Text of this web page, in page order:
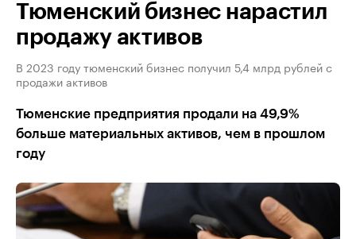
Тюменский бизнес нарастил
продажу активов
В 2023 году тюменский бизнес получил 5,4 млрд рублей с
продажи активов
Тюменские предприятия продали на 49,9%
больше материальных активов, чем в прошлом
году